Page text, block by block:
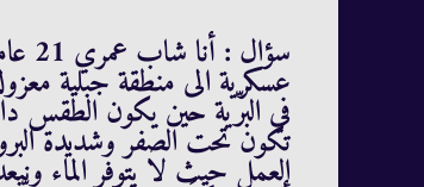
عسكرية الى منطقة جبلية
في البرّية حين يكون الطقس
تكون تحت الصفر وشديدة
العمل حيث لا يتوفر الماء